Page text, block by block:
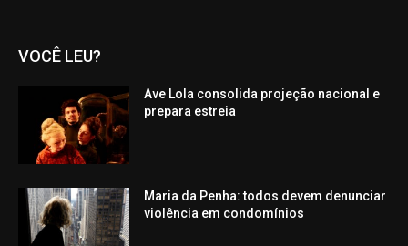
VOCÊ LEU?
Ave Lola consolida projeção nacional e
prepara estreia
Maria da Penha: todos devem denunciar
violência em condomínios